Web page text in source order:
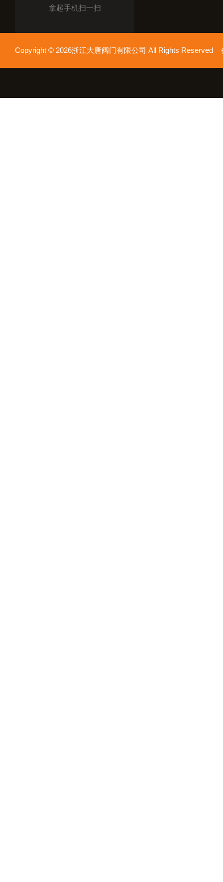
拿起手机扫一扫
Copyright © 2026浙江大唐阀门有限公司 All Rights Reserved